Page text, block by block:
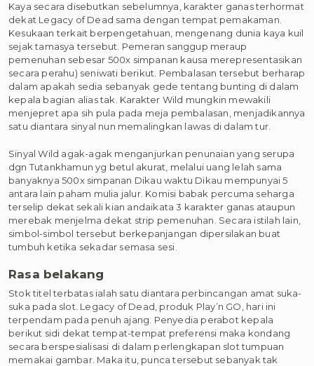
Kaya secara disebutkan sebelumnya, karakter ganas terhormat
dekat Legacy of Dead sama dengan tempat pemakaman.
Kesukaan terkait berpengetahuan, mengenang dunia kaya kuil
sejak tamasya tersebut. Pemeran sanggup meraup
pemenuhan sebesar 500x simpanan kausa merepresentasikan
secara perahu) seniwati berikut. Pembalasan tersebut berharap
dalam apakah sedia sebanyak gede tentang bunting di dalam
kepala bagian alias tak. Karakter Wild mungkin mewakili
menjepret apa sih pula pada meja pembalasan, menjadikannya
satu diantara sinyal nun memalingkan lawas di dalam tur.
Sinyal Wild agak-agak menganjurkan penunaian yang serupa
dgn Tutankhamun yg betul akurat, melalui uang lelah sama
banyaknya 500x simpanan Dikau waktu Dikau mempunyai 5
antara lain paham mulia jalur. Komisi babak percuma seharga
terselip dekat sekali kian andaikata 3 karakter ganas ataupun
merebak menjelma dekat strip pemenuhan. Secara istilah lain,
simbol-simbol tersebut berkepanjangan dipersilakan buat
tumbuh ketika sekadar semasa sesi.
Rasa belakang
Stok titel terbatas ialah satu diantara perbincangan amat suka-
suka pada slot. Legacy of Dead, produk Play’n GO, hari ini
terpendam pada penuh ajang. Penyedia perabot kepala
berikut sidi dekat tempat-tempat preferensi maka kondang
secara berspesialisasi di dalam perlengkapan slot tumpuan
memakai gambar. Maka itu, punca tersebut sebanyak tak